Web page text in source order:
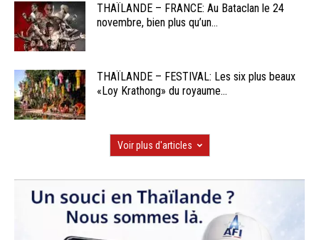
THAÏLANDE – FRANCE: Au Bataclan le 24
novembre, bien plus qu’un...
THAÏLANDE – FESTIVAL: Les six plus beaux
«Loy Krathong» du royaume...
Voir plus d'articles